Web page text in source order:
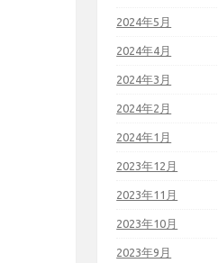
2024年5月
2024年4月
2024年3月
2024年2月
2024年1月
2023年12月
2023年11月
2023年10月
2023年9月